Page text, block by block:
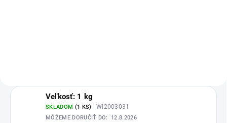
Veľkosť: 1 kg
SKLADOM (1 KS) | WI2003031
MÔŽEME DORUČIŤ DO: 12.8.2026